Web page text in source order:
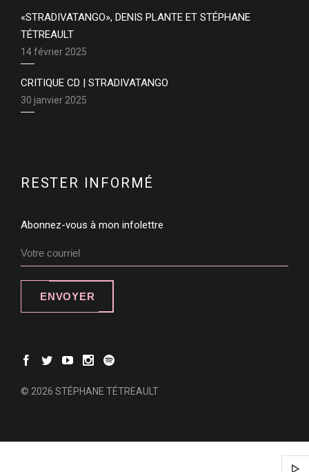
«STRADIVATANGO», DENIS PLANTE ET STÉPHANE
TÉTREAULT
14 février 2025
CRITIQUE CD | STRADIVATANGO
30 janvier 2025
RESTER INFORMÉ
Abonnez-vous à mon infolettre
ENVOYER
© 2026 STÉPHANE TÉTREAULT